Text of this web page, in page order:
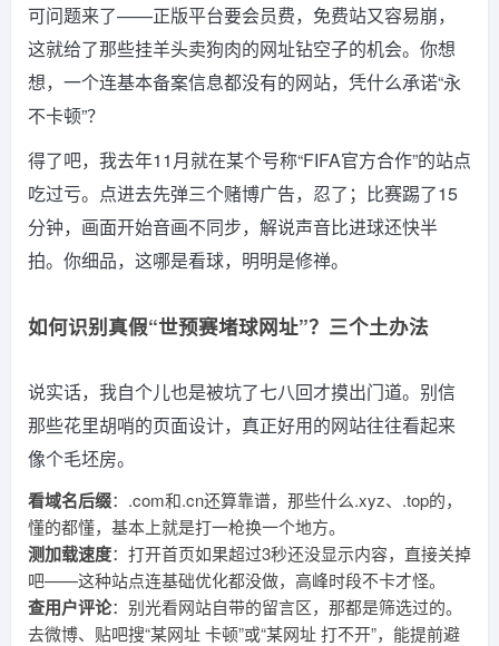
可问题来了——正版平台要会员费，免费站又容易崩，
这就给了那些挂羊头卖狗肉的网址钻空子的机会。你想
想，一个连基本备案信息都没有的网站，凭什么承诺“永
不卡顿”？
得了吧，我去年11月就在某个号称“FIFA官方合作”的站点
吃过亏。点进去先弹三个赌博广告，忍了；比赛踢了15
分钟，画面开始音画不同步，解说声音比进球还快半
拍。你细品，这哪是看球，明明是修禅。
如何识别真假“世预赛堵球网址”？三个土办法
说实话，我自个儿也是被坑了七八回才摸出门道。别信
那些花里胡哨的页面设计，真正好用的网站往往看起来
像个毛坯房。
看域名后缀：.com和.cn还算靠谱，那些什么.xyz、.top的，
懂的都懂，基本上就是打一枪换一个地方。
测加载速度：打开首页如果超过3秒还没显示内容，直接关掉
吧——这种站点连基础优化都没做，高峰时段不卡才怪。
查用户评论：别光看网站自带的留言区，那都是筛选过的。
去微博、贴吧搜“某网址 卡顿”或“某网址 打不开”，能提前避